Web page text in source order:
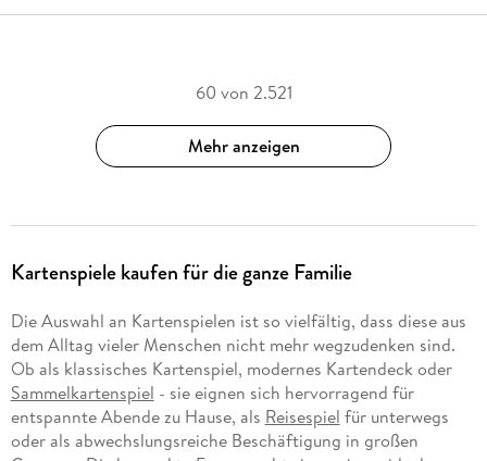
60 von 2.521
Mehr anzeigen
Kartenspiele kaufen für die ganze Familie
Die Auswahl an Kartenspielen ist so vielfältig, dass diese aus
dem Alltag vieler Menschen nicht mehr wegzudenken sind.
Ob als klassisches Kartenspiel, modernes Kartendeck oder
Sammelkartenspiel - sie eignen sich hervorragend für
entspannte Abende zu Hause, als Reisespiel für unterwegs
oder als abwechslungsreiche Beschäftigung in großen